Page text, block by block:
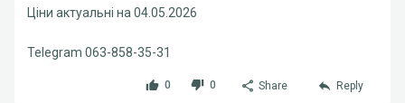
Ціни актуальні на 04.05.2026
Telegram 063-858-35-31
0 0 Share Reply